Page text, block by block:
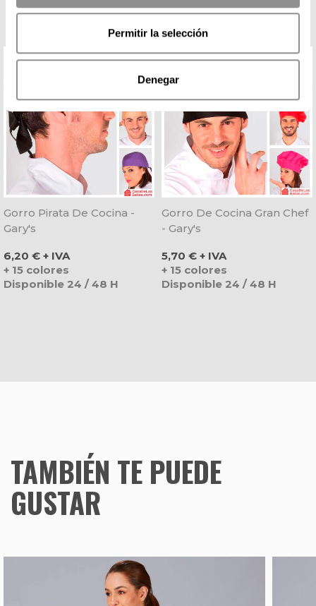
Permitir la selección
Denegar
Gorro Pirata De Cocina -
Gary's
Precio
6,20 € + IVA
+ 15 colores
Disponible 24 / 48 H
Gorro De Cocina Gran Chef
- Gary's
Precio
5,70 € + IVA
+ 15 colores
Disponible 24 / 48 H
TAMBIÉN TE PUEDE
GUSTAR